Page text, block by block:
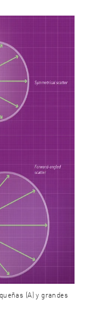
(A) y grandes